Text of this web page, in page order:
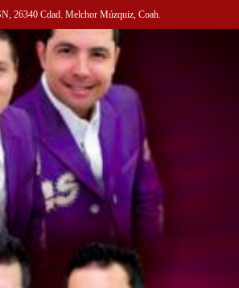
26340 Cdad. Melchor Múzquiz, Coah.